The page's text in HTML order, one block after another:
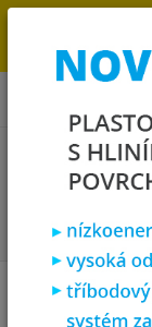
OBJEDNÁVKOU.
Vchodové dveře
antracit/bílá, 110x210